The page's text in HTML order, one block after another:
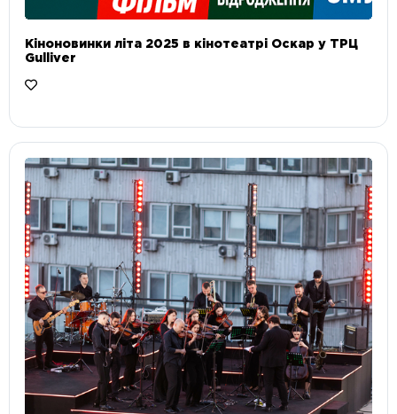
Кіноновинки літа 2025 в кінотеатрі Оскар у ТРЦ
Gulliver